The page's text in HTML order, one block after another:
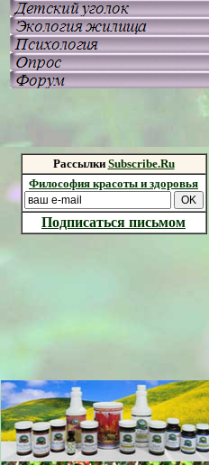
Рассылки Subscribe.Ru
Философия красоты и здоровья
Подписаться письмом